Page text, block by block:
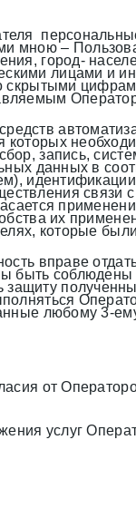
–
город-
лицами и
запись,
данных в
связи
их
которые
вправе
соблюдены
любому 3-
от
услуг